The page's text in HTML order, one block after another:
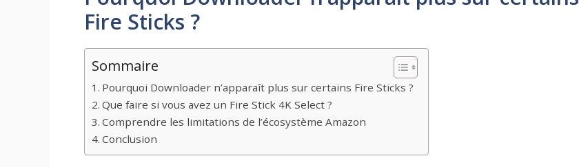
Fire Sticks ?
Sommaire
Pourquoi Downloader n’apparaît plus sur certains Fire Sticks ?
Que faire si vous avez un Fire Stick 4K Select ?
Comprendre les limitations de l’écosystème Amazon
Conclusion